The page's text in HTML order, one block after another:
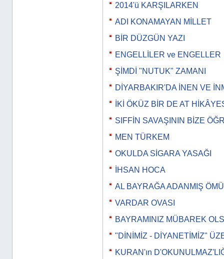
2014'ü KARŞILARKEN
ADI KONAMAYAN MİLLET
BİR DÜZGÜN YAZI
ENGELLİLER ve ENGELLER
ŞİMDİ "NUTUK" ZAMANI
DİYARBAKIR'DA İNEN VE
İKİ ÖKÜZ BİR DE AT
SIFFİN SAVAŞININ BİZE
MEN TÜRKEM
OKULDA SİGARA YASAĞI
İHSAN HOCA
AL BAYRAĞA ADANMIŞ
VARDAR OVASI
BAYRAMINIZ MÜBAREK
"DİNİMİZ - DİYANETİMİZ"
KURAN'ın